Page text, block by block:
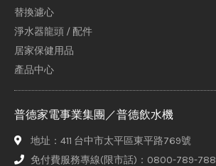
替換濾心
淨水器龍頭 / 配件
居家保健用品
產品中心
普德家電事業集團／普德飲水機
地址：411 台中市太平區東平路769號
免付費服務專線(限市話)：0800-789-788